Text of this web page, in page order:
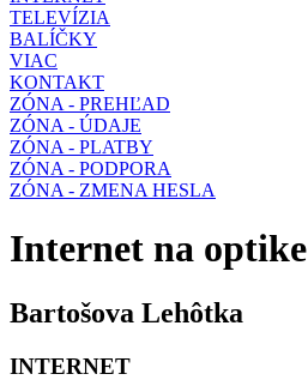
TELEVÍZIA
BALÍČKY
VIAC
KONTAKT
ZÓNA - PREHĽAD
ZÓNA - ÚDAJE
ZÓNA - PLATBY
ZÓNA - PODPORA
ZÓNA - ZMENA HESLA
Internet na optike
Bartošova Lehôtka
INTERNET